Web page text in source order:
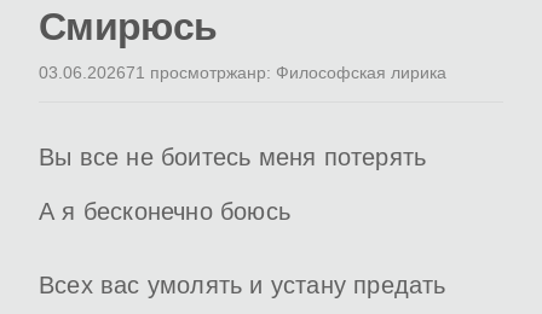
Смирюсь
03.06.202671 просмотржанр: Философская лирика
Вы все не боитесь меня потерять
А я бесконечно боюсь
Всех вас умолять и устану предать